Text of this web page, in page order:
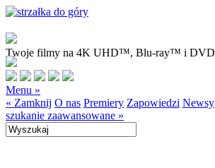
Twoje filmy na 4K UHD™, Blu-ray™ i DVD
Menu »
« Zamknij O nas Premiery Zapowiedzi Newsy
szukanie zaawansowane »